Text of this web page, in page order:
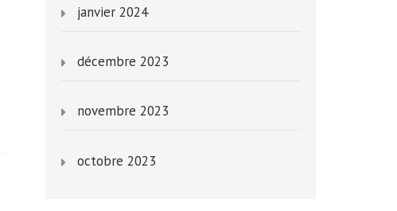
janvier 2024
décembre 2023
novembre 2023
octobre 2023